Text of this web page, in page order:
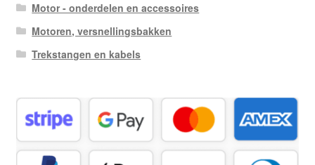
Motor - onderdelen en accessoires
Motoren, versnellingsbakken
Trekstangen en kabels